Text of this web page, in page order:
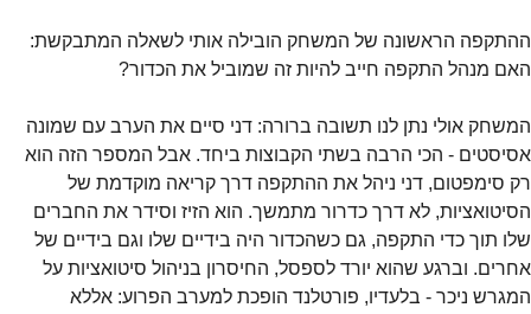
ההתקפה הראשונה של המשחק הובילה אותי לשאלה המתבקשת:
האם מנהל התקפה חייב להיות זה שמוביל את הכדור?
המשחק אולי נתן לנו תשובה ברורה: דני סיים את הערב עם שמונה
אסיסטים - הכי הרבה בשתי הקבוצות ביחד. אבל המספר הזה הוא
רק סימפטום, דני ניהל את ההתקפה דרך קריאה מוקדמת של
הסיטואציות, לא דרך כדרור מתמשך. הוא הזיז וסידר את החברים
שלו תוך כדי התקפה, גם כשהכדור היה בידיים שלו וגם בידיים של
אחרים. וברגע שהוא יורד לספסל, החיסרון בניהול סיטואציות על
המגרש ניכר - בלעדיו, פורטלנד הופכת למערב הפרוע: אללא